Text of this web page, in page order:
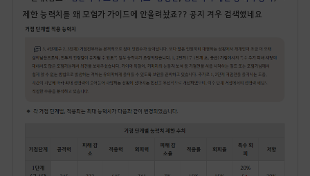
제한 능력치를 왜 모험가 가이드에 안올려놨죠?? 공지 겨우 검색했네요